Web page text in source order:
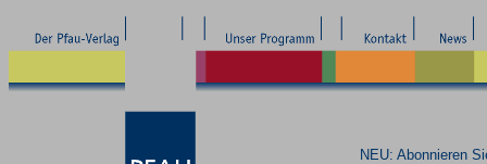
NEU: Abonnieren